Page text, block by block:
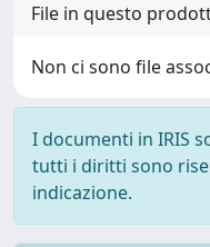
File in questo
Non ci sono file
I documenti in IRIS
tutti i diritti sono
indicazione.